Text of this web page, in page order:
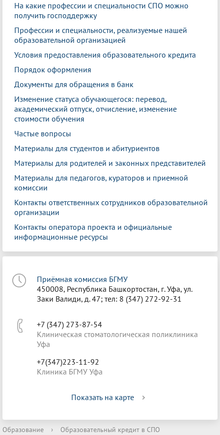
На какие профессии и специальности СПО можно
получить господдержку
Профессии и специальности, реализуемые нашей
образовательной организацией
Условия предоставления образовательного кредита
Порядок оформления
Документы для обращения в банк
Изменение статуса обучающегося: перевод,
академический отпуск, отчисление, изменение
стоимости обучения
Частые вопросы
Материалы для студентов и абитуриентов
Материалы для родителей и законных представителей
Материалы для педагогов, кураторов и приемной
комиссии
Контакты ответственных сотрудников образовательной
организации
Контакты оператора проекта и официальные
информационные ресурсы
Приёмная комиссия БГМУ
450008, Республика Башкортостан, г. Уфа, ул.
Заки Валиди, д. 47; тел: 8 (347) 272-92-31
+7 (347) 273-87-54
Клиническая стоматологическая поликлиника
Уфа
+7(347)223-11-92
Клиника БГМУ Уфа
Показать на карте
Образование › Образовательный кредит в СПО